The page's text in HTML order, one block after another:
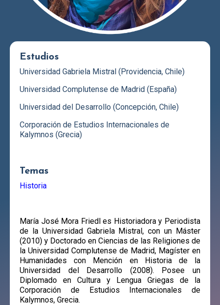
Estudios
Universidad Gabriela Mistral (Providencia, Chile)
Universidad Complutense de Madrid (España)
Universidad del Desarrollo (Concepción, Chile)
Corporación de Estudios Internacionales de
Kalymnos (Grecia)
Temas
Historia
María José Mora Friedl es Historiadora y Periodista
de la Universidad Gabriela Mistral, con un Máster
(2010) y Doctorado en Ciencias de las Religiones de
la Universidad Complutense de Madrid, Magíster en
Humanidades con Mención en Historia de la
Universidad del Desarrollo (2008). Posee un
Diplomado en Cultura y Lengua Griegas de la
Corporación de Estudios Internacionales de
Kalymnos, Grecia.